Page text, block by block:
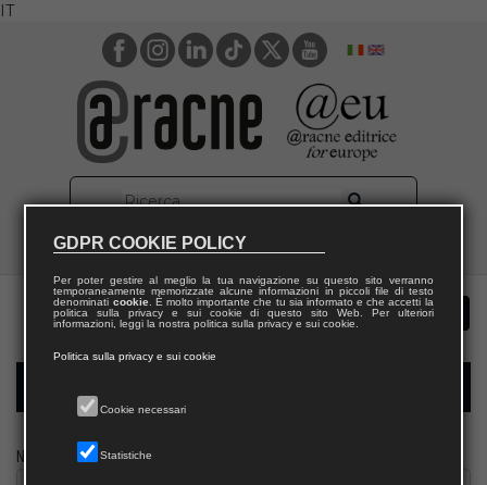
IT
Modulo richiesta saggio biblioteca
Nome
GDPR COOKIE POLICY
Per poter gestire al meglio la tua navigazione su questo sito verranno
temporaneamente memorizzate alcune informazioni in piccoli file di testo
denominati cookie. È molto importante che tu sia informato e che accetti la
politica sulla privacy e sui cookie di questo sito Web. Per ulteriori
informazioni, leggi la nostra politica sulla privacy e sui cookie.
Politica sulla privacy e sui cookie
Cookie necessari
Statistiche